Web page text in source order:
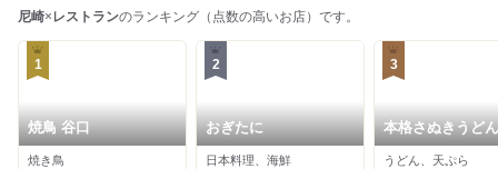
尼崎× レストランのランキング（点数の高いお店）です。
1
焼鳥 谷口
焼き鳥
2
おぎたに
日本料理、海鮮
3
本格さぬきうど
乃香
うどん、天ぷら